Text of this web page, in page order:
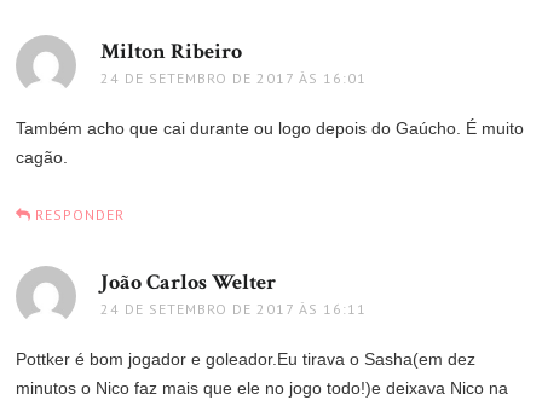
Milton Ribeiro
24 DE SETEMBRO DE 2017 ÀS 16:01
Também acho que cai durante ou logo depois do Gaúcho. É muito
cagão.
RESPONDER
João Carlos Welter
24 DE SETEMBRO DE 2017 ÀS 16:11
Pottker é bom jogador e goleador.Eu tirava o Sasha(em dez
minutos o Nico faz mais que ele no jogo todo!)e deixava Nico na